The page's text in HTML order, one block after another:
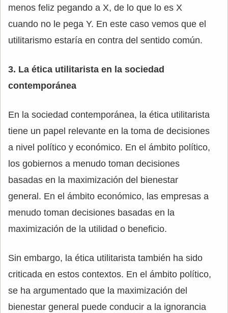
menos feliz pegando a X, de lo que lo es X
cuando no le pega Y. En este caso vemos que el
utilitarismo estaría en contra del sentido común.
3. La ética utilitarista en la sociedad
contemporánea
En la sociedad contemporánea, la ética utilitarista
tiene un papel relevante en la toma de decisiones
a nivel político y económico. En el ámbito político,
los gobiernos a menudo toman decisiones
basadas en la maximización del bienestar
general. En el ámbito económico, las empresas a
menudo toman decisiones basadas en la
maximización de la utilidad o beneficio.
Sin embargo, la ética utilitarista también ha sido
criticada en estos contextos. En el ámbito político,
se ha argumentado que la maximización del
bienestar general puede conducir a la ignorancia